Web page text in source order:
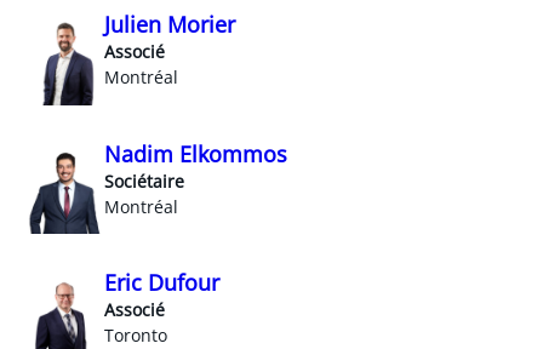
Julien Morier
Associé
Montréal
Nadim Elkommos
Sociétaire
Montréal
Eric Dufour
Associé
Toronto